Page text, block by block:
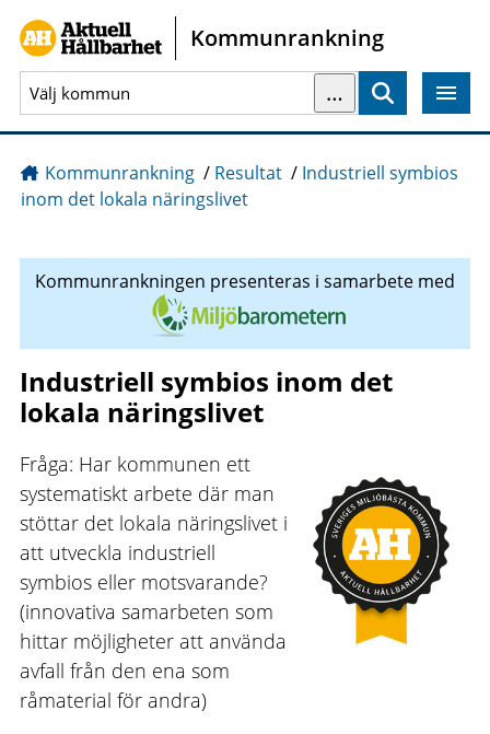
Gå direkt till sidans innehåll
Kommunrankning
…
Kommunrankning / Resultat / Industriell symbios
inom det lokala näringslivet
Kommunrankningen presenteras i samarbete med
Industriell symbios inom det
lokala näringslivet
Fråga: Har kommunen ett
systematiskt arbete där man
stöttar det lokala näringslivet i
att utveckla industriell
symbios eller motsvarande?
(innovativa samarbeten som
hittar möjligheter att använda
avfall från den ena som
råmaterial för andra)